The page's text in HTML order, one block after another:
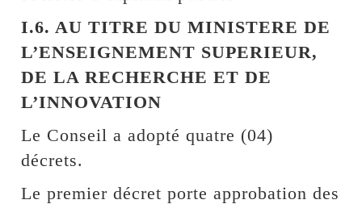
I.6. AU TITRE DU MINISTERE DE
L’ENSEIGNEMENT SUPERIEUR,
DE LA RECHERCHE ET DE
L’INNOVATION
Le Conseil a adopté quatre (04)
décrets.
Le premier décret porte approbation des